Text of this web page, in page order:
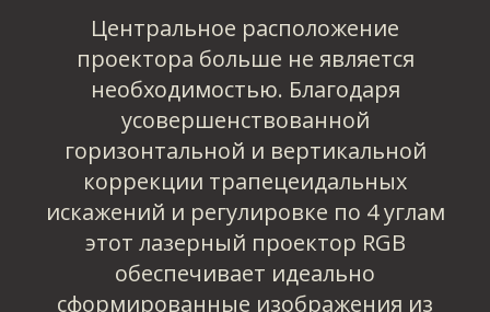
Центральное расположение
проектора больше не является
необходимостью. Благодаря
усовершенствованной
горизонтальной и вертикальной
коррекции трапецеидальных
искажений и регулировке по 4 углам
этот лазерный проектор RGB
обеспечивает идеально
сформированные изображения из